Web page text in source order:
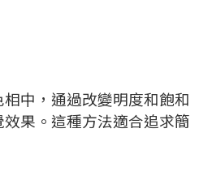
中，通過改變明度和飽和
果。這種方法適合追求簡